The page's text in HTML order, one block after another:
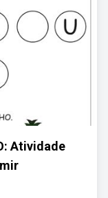
Atividade